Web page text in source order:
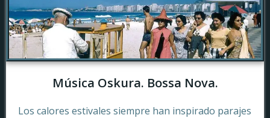
Música Oskura. Bossa Nova.
Los calores estivales siempre han inspirado parajes